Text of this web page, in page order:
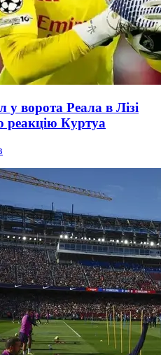
у ворота Реала в Лізі
реакцію Куртуа